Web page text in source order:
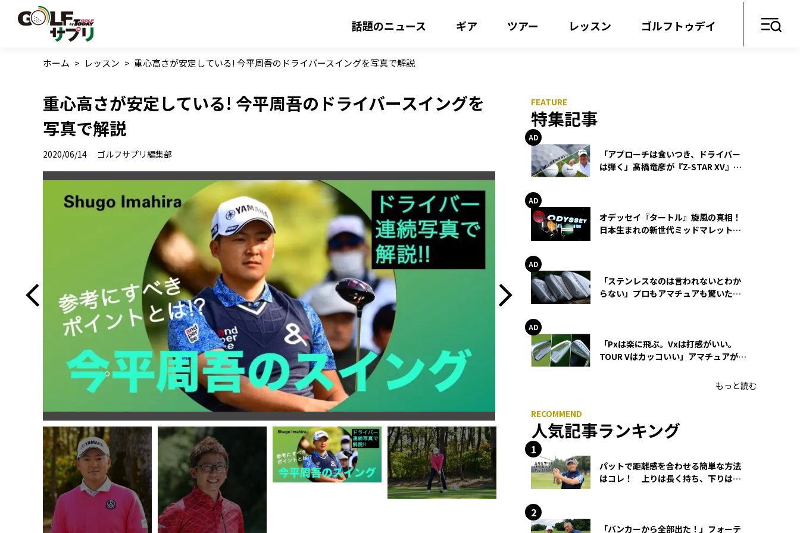
話題のニュース ギア ツアー レッスン ゴルフトゥデイ
ホーム > レッスン > 重心高さが安定している! 今平周吾のドライバースイングを写真で解説
重心高さが安定している! 今平周吾のドライバースイングを
写真で解説
2020/06/14 ゴルフサプリ編集部
特集記事
「アプローチは食いつき、ドライバー
は弾く」髙橋竜彦が『Z-STAR XV』を
オデッセイ『タートル』旋風の真相！
日本生まれの新世代ミッドマレットが
「ステンレスなのは言われないとわか
らない」プロもアマチュアも驚いた
「Pxは楽に飛ぶ。Vxは打感がいい。
TOUR Vはカッコいい」アマチュアが選
もっと読む
人気記事ランキング
パットで距離感を合わせる簡単な方法
はコレ！ 上りは長く持ち、下りは短
「バンカーから全部出た！」フォーテ